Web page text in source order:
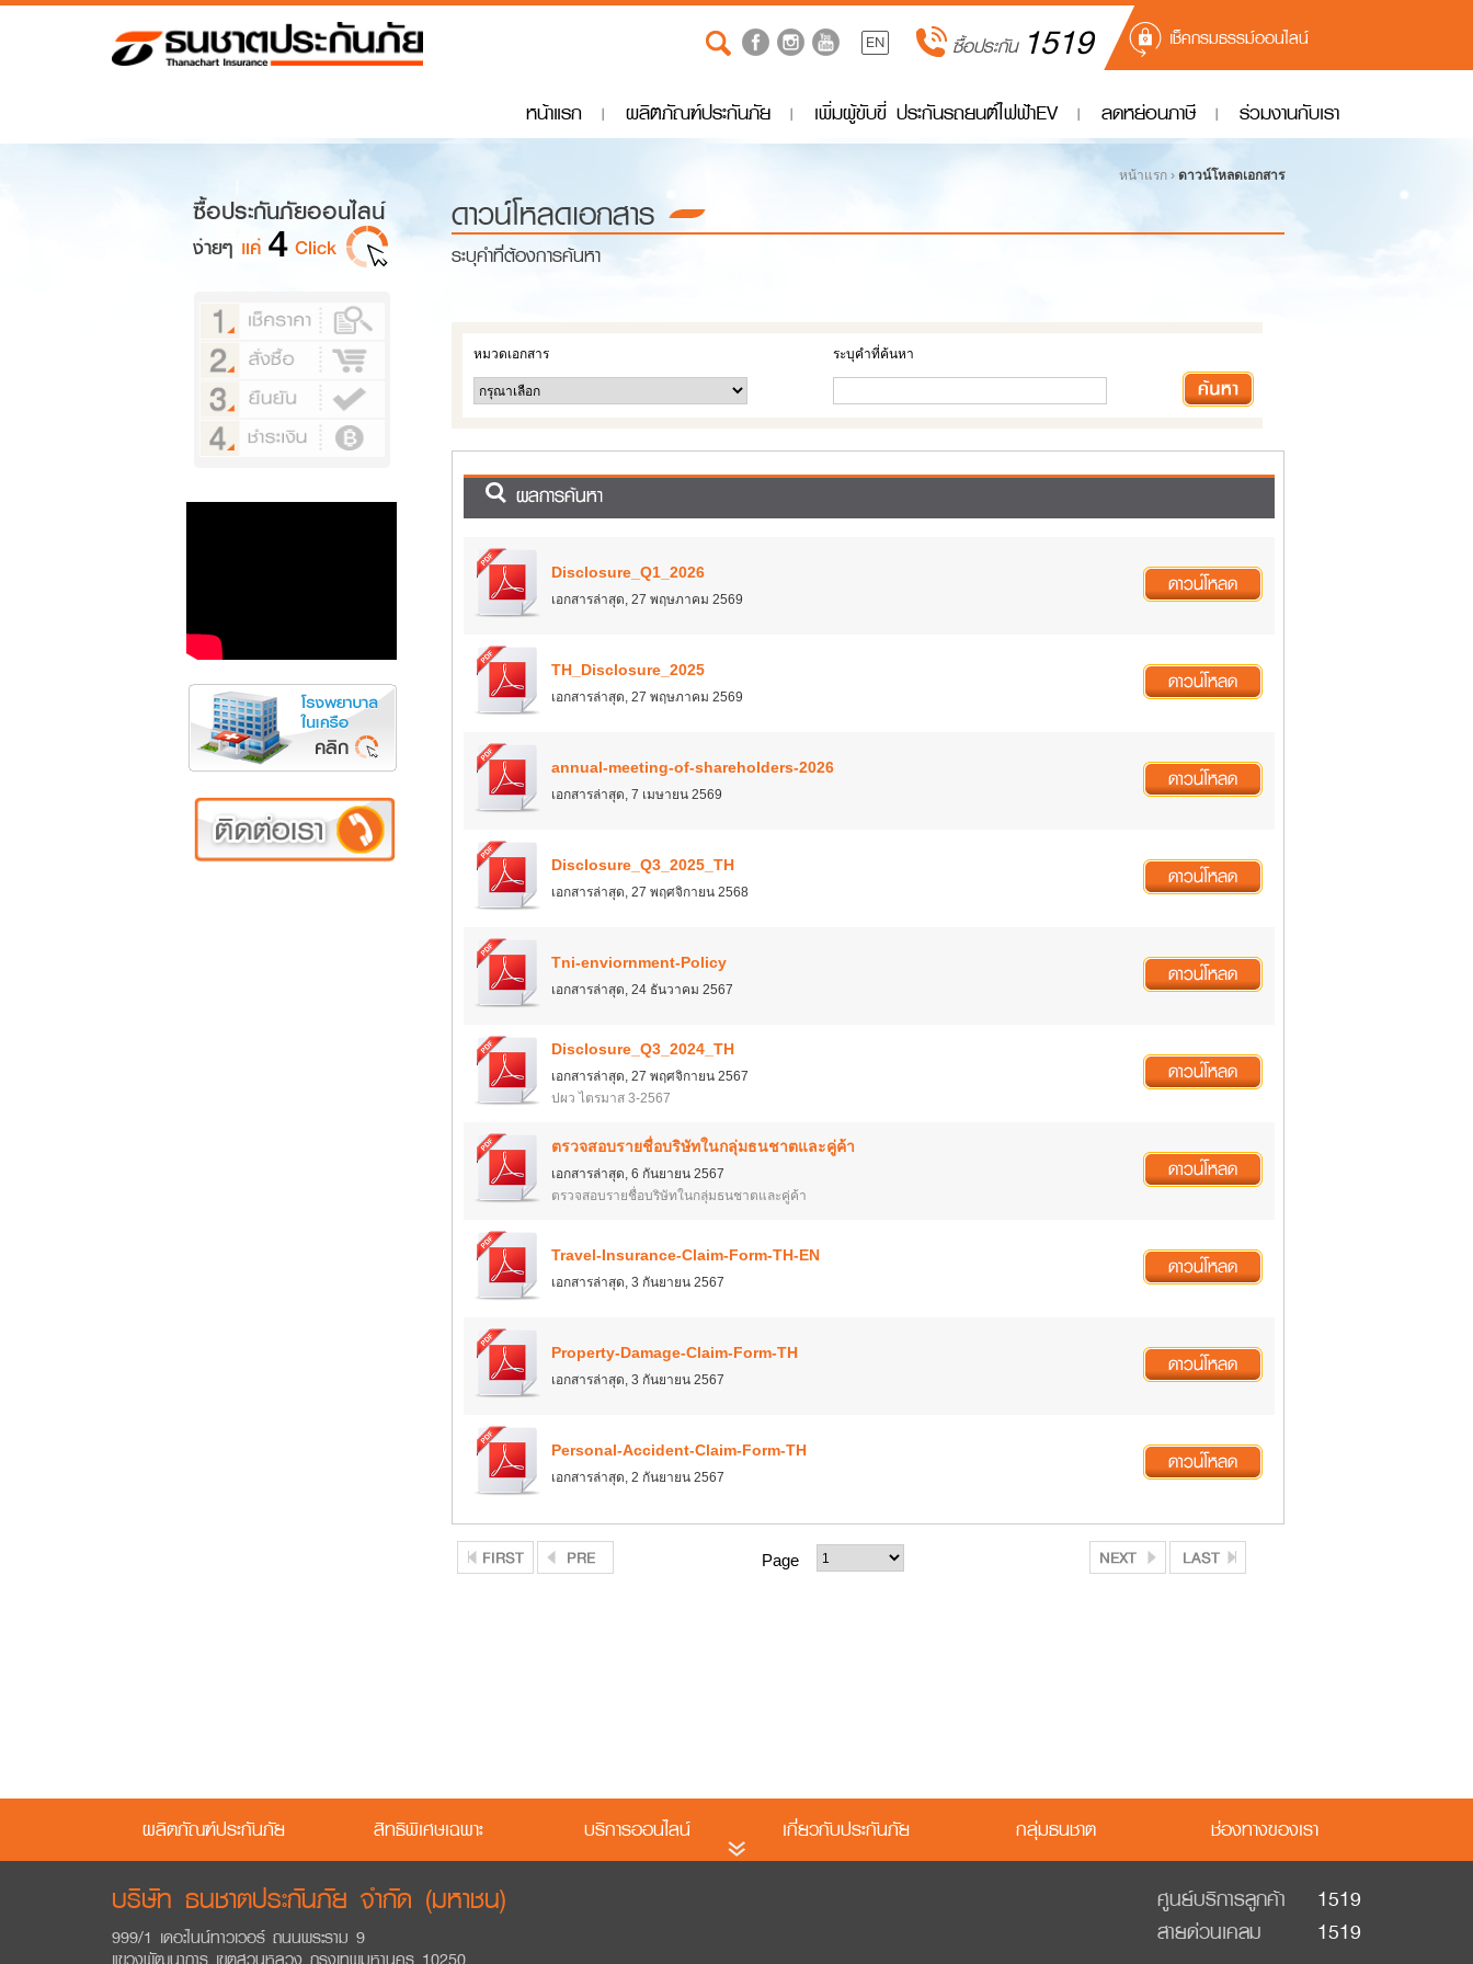
EN ซื้อประกัน 1519 เช็คกรมธรรม์ออนไลน์
หน้าแรก ผลิตภัณฑ์ประกันภัย เพิ่มผู้ขับขี่ ประกันรถยนต์ไฟฟ้าEV ลดหย่อนภาษี ร่วมงานกับเรา
หน้าแรก › ดาวน์โหลดเอกสาร
ดาวน์โหลดเอกสาร
ระบุคำที่ต้องการค้นหา
หมวดเอกสาร ระบุคำที่ค้นหา
Disclosure_Q1_2026
เอกสารล่าสุด, 27 พฤษภาคม 2569
TH_Disclosure_2025
เอกสารล่าสุด, 27 พฤษภาคม 2569
annual-meeting-of-shareholders-2026
เอกสารล่าสุด, 7 เมษายน 2569
Disclosure_Q3_2025_TH
เอกสารล่าสุด, 27 พฤศจิกายน 2568
Tni-enviornment-Policy
เอกสารล่าสุด, 24 ธันวาคม 2567
Disclosure_Q3_2024_TH
เอกสารล่าสุด, 27 พฤศจิกายน 2567
ปผว ไตรมาส 3-2567
ตรวจสอบรายชื่อบริษัทในกลุ่มธนชาตและคู่ค้า
เอกสารล่าสุด, 6 กันยายน 2567
ตรวจสอบรายชื่อบริษัทในกลุ่มธนชาตและคู่ค้า
Travel-Insurance-Claim-Form-TH-EN
เอกสารล่าสุด, 3 กันยายน 2567
Property-Damage-Claim-Form-TH
เอกสารล่าสุด, 3 กันยายน 2567
Personal-Accident-Claim-Form-TH
เอกสารล่าสุด, 2 กันยายน 2567
Page
ผลิตภัณฑ์ประกันภัย สิทธิพิเศษเฉพาะ บริการออนไลน์ เกี่ยวกับประกันภัย กลุ่มธนชาต ช่องทางของเรา
บริษัท ธนชาตประกันภัย จำกัด (มหาชน)
999/1 เดอะไนน์ทาวเวอร์ ถนนพระราม 9
ศูนย์บริการลูกค้า
1519
สายด่วนเคลม
1519